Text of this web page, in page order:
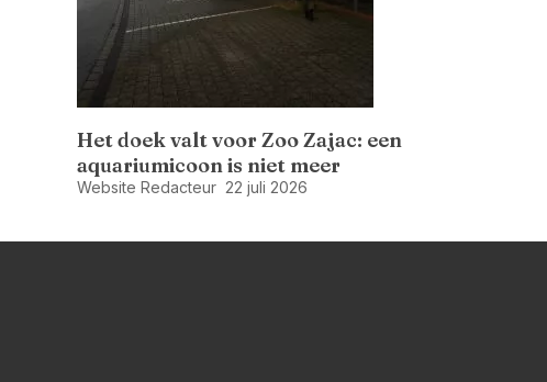
Het doek valt voor Zoo Zajac: een
aquariumicoon is niet meer
Website Redacteur 22 juli 2026